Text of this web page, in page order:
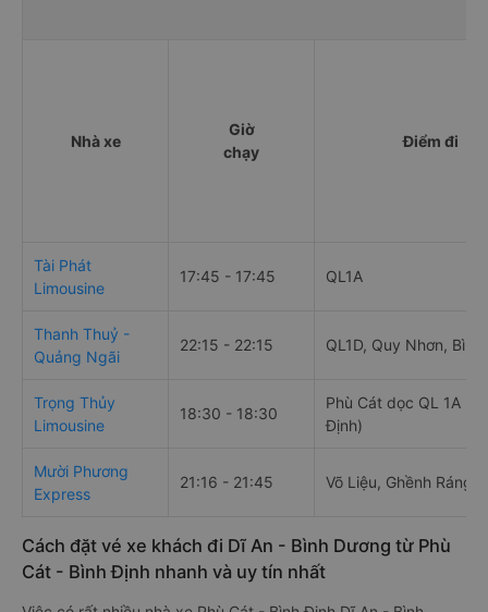
Tài Phát
Limousine
17:45 - 17:45 QL1A
Thanh Thuỷ -
Quảng Ngãi
22:15 - 22:15 QL1D, Quy Nhơn,
Trọng Thủy
Limousine
18:30 - 18:30
Phù Cát dọc QL 1A
Mười Phương
Express
21:16 - 21:45 Võ Liệu, Ghềnh Ráng